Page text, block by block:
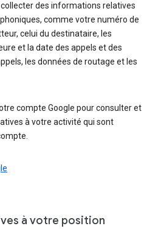
des informations relatives
comme votre numéro de
celui du destinataire, les
et la date des appels et des
les données de routage et les
compte Google pour consulter et
à votre activité qui sont
à votre position